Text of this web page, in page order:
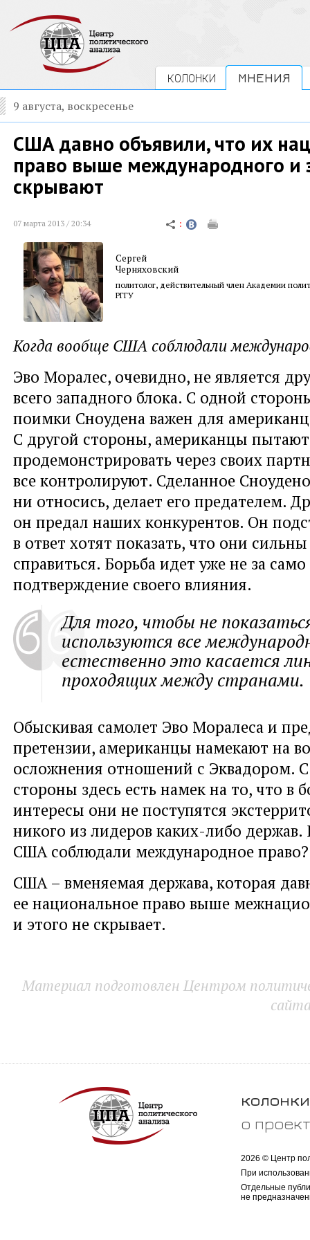
КОЛОНКИ МНЕНИЯ
9 августа, воскресенье
США давно объявили, что их
право выше международного и
скрывают
07 марта 2013 / 20:34
Сергей
Черняховский
политолог, действительный член Академии
РГГУ
Когда вообще США соблюдали
Эво Моралес, очевидно, не является
всего западного блока. С одной
поимки Сноудена важен для
С другой стороны, американцы
продемонстрировать через своих
все контролируют. Сделанное
ни относись, делает его предателем.
он предал наших конкурентов. Он
в ответ хотят показать, что они
справиться. Борьба идет уже не за само
подтверждение своего влияния.
Для того, чтобы не
используются все
естественно это касается
проходящих между странами.
Обыскивая самолет Эво Моралеса и
претензии, американцы намекают на
осложнения отношений с Эквадором.
стороны здесь есть намек на то, что в
интересы они не поступятся
никого из лидеров каких-либо держав.
США соблюдали международное право?
США – вменяемая держава, которая
ее национальное право выше
и этого не скрывает.
Материал подготовлен Центром
колонки
о
2026 © Центр
При
Отдельные
не